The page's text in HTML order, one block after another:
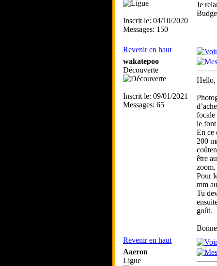
Inscrit le: 04/10/2020
Messages: 150
Je
Revenir en haut
wakatepoo
Découverte
Inscrit le: 09/01/2021
Messages: 65
Hello,
focale
le font
En ce
200
être
zoom.
Pour
mm
Tu
goût.
Revenir en haut
Aaeron
Ligue